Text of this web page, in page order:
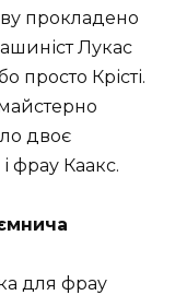
прокладено
Лукас
просто Крісті.
двоє
фрау Каакс.
для фрау